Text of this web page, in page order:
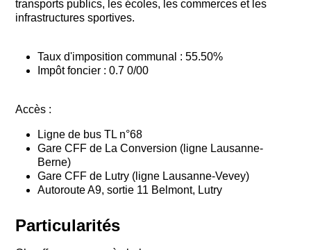
transports publics, les écoles, les commerces et les
infrastructures sportives.
Taux d'imposition communal : 55.50%
Impôt foncier : 0.7 0/00
Accès :
Ligne de bus TL n°68
Gare CFF de La Conversion (ligne Lausanne-
Berne)
Gare CFF de Lutry (ligne Lausanne-Vevey)
Autoroute A9, sortie 11 Belmont, Lutry
Particularités